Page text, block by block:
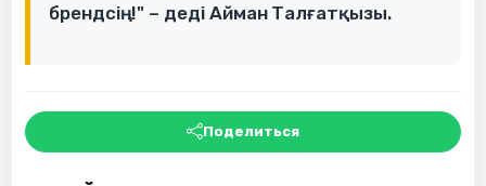
брендсің!" – деді Айман Талғатқызы.
Поделиться